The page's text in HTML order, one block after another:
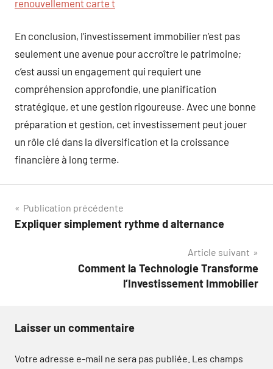
renouvellement carte t
En conclusion, l’investissement immobilier n’est pas
seulement une avenue pour accroître le patrimoine;
c’est aussi un engagement qui requiert une
compréhension approfondie, une planification
stratégique, et une gestion rigoureuse. Avec une bonne
préparation et gestion, cet investissement peut jouer
un rôle clé dans la diversification et la croissance
financière à long terme.
Navigation
de
Publication précédente
Expliquer simplement rythme d alternance
Article suivant
Comment la Technologie Transforme
l’Investissement Immobilier
Laisser un commentaire
Votre adresse e-mail ne sera pas publiée. Les champs